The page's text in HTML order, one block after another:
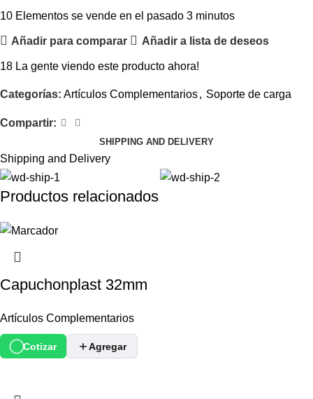
10 Elementos se vende en el pasado 3 minutos
Añadir para comparar Añadir a lista de deseos
18 La gente viendo este producto ahora!
Categorías: Artículos Complementarios, Soporte de carga
Compartir:
SHIPPING AND DELIVERY
Shipping and Delivery
Productos relacionados
Capuchonplast 32mm
Artículos Complementarios
Cotizar Agregar